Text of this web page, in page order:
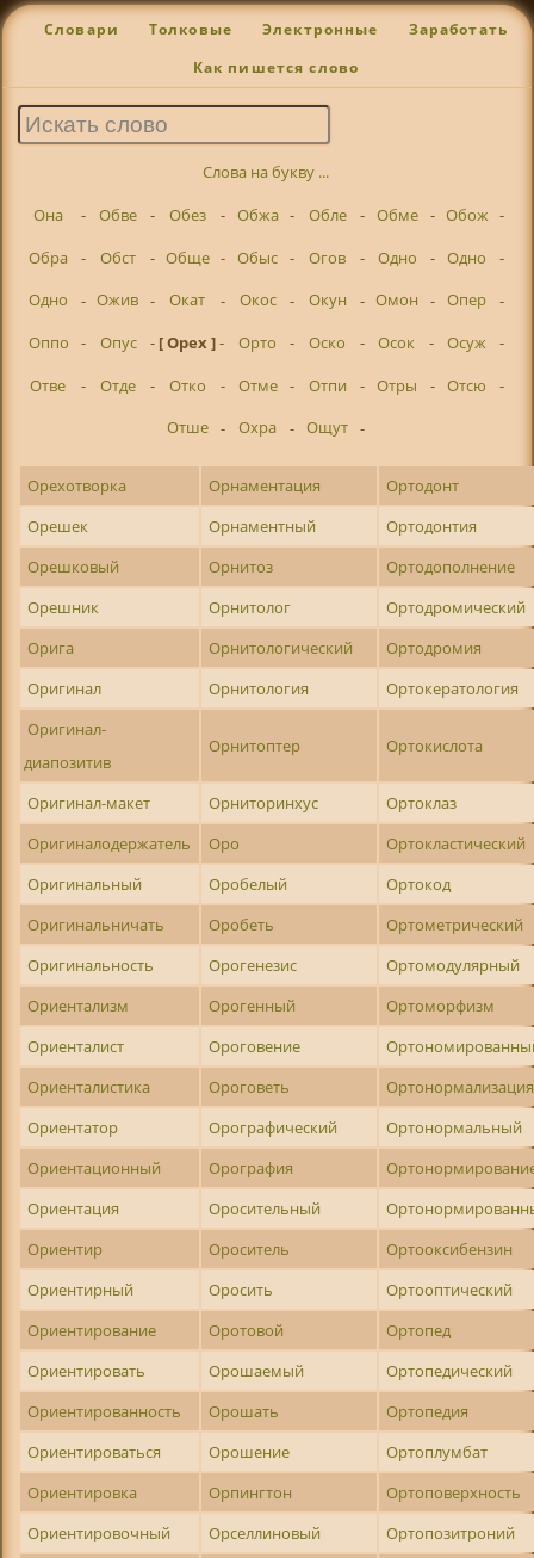
Словари Толковые Электронные Заработать
Как пишется слово
Слова на букву ...
Она
- Обве - Обез - Обжа - Обле - Обме - Обож -
Обра
- Обст - Обще - Обыс - Огов - Одно - Одно
-
Одно
- Ожив - Окат - Окос - Окун - Омон - Опер
-
Оппо
- Опус - [ Орех ]- Орто - Оско - Осок - Осуж
-
Отве
- Отде - Отко - Отме - Отпи - Отры - Отсю
-
Отше - Охра - Ощут -
Орехотворка Орнаментация
Ортодонт
Орешек
Орнаментный
Ортодонтия
Орешковый
Орнитоз
Ортодополнение
Орешник
Орнитолог
Ортодромический
Орига
Орнитологический
Ортодромия
Оригинал
Орнитология
Ортокератология
Оригинал-
диапозитив
Орнитоптер Ортокислота
Оригинал-макет Орниторинхус
Ортоклаз
Оригиналодержатель
Оро
Ортокластический
Оригинальный
Оробелый
Ортокод
Оригинальничать
Оробеть
Ортометрический
Оригинальность
Орогенезис
Ортомодулярный
Ориентализм
Орогенный
Ортоморфизм
Ориенталист
Ороговение
Ориенталистика
Ороговеть
Ортонормализация
Ориентатор
Орографический
Ортонормальный
Ориентационный
Орография
Ориентация
Оросительный
Ориентир
Ороситель
Ортооксибензин
Ориентирный
Оросить
Ортооптический
Ориентирование
Оротовой
Ортопед
Ориентировать
Орошаемый
Ортопедический
Ориентированность
Орошать
Ортопедия
Ориентироваться
Орошение
Ортоплумбат
Ориентировка
Орпингтон
Ортоповерхность
Ориентировочный
Орселлиновый
Ортопозитроний